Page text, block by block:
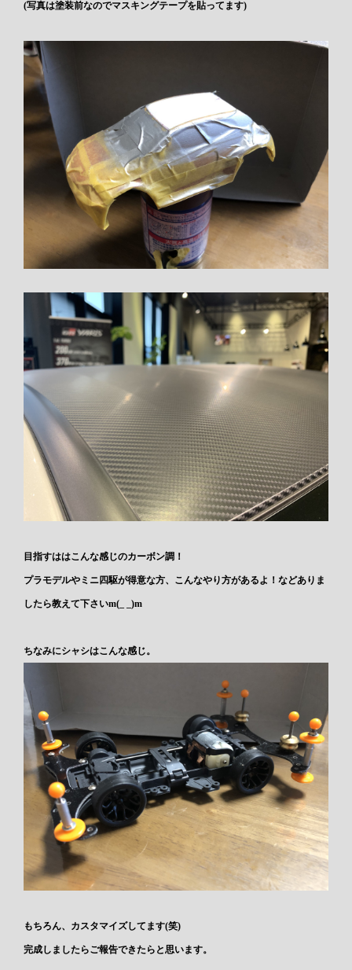
(写真は塗装前なのでマスキングテープを貼ってます)
目指すははこんな感じのカーボン調！
プラモデルやミニ四駆が得意な方、こんなやり方があるよ！などありま
したら教えて下さいm(_ _)m
ちなみにシャシはこんな感じ。
もちろん、カスタマイズしてます(笑)
完成しましたらご報告できたらと思います。